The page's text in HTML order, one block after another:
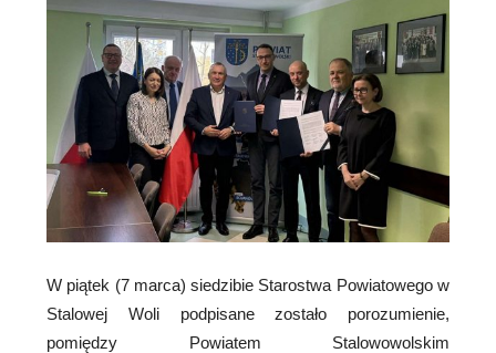
W piątek (7 marca) siedzibie Starostwa Powiatowego w
Stalowej Woli podpisane zostało porozumienie,
pomiędzy Powiatem Stalowowolskim